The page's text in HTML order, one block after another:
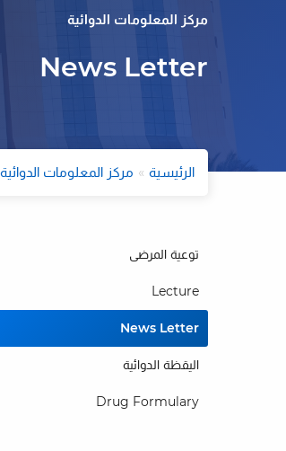
مركز المعلومات الدوائية
News Letter
الرئيسية مركز المعلومات الدوائية
توعية المرضى
Lecture
News Letter
اليقظة الدوائية
Drug Formulary